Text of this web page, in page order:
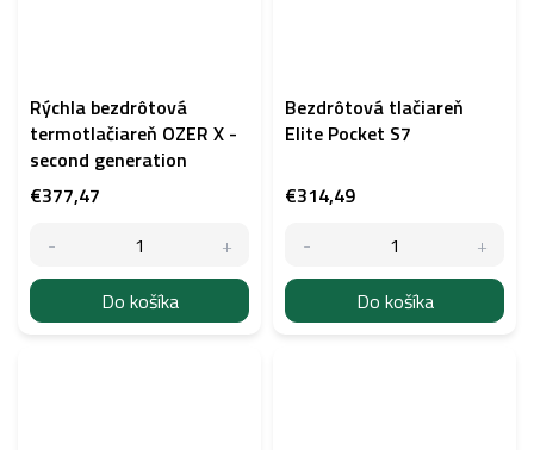
Rýchla bezdrôtová
termotlačiareň OZER X -
second generation
€377,47
Do košíka
Bezdrôtová tlačiareň
Elite Pocket S7
€314,49
Do košíka